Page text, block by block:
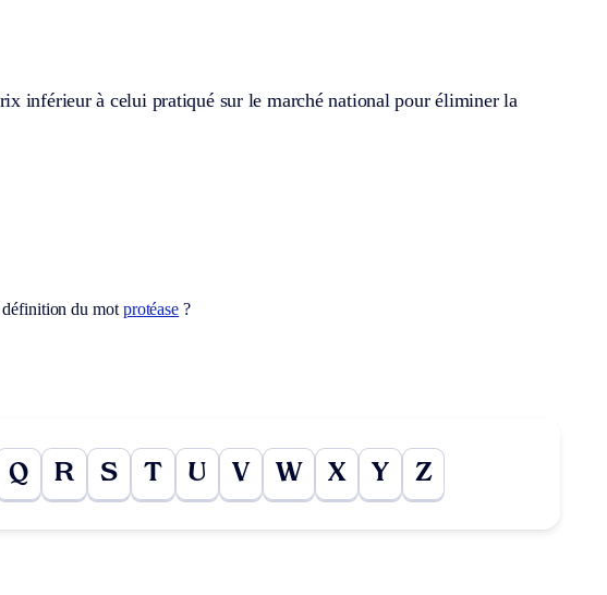
inférieur à celui pratiqué sur le marché national pour éliminer la
définition du mot protéase ?
Q R S T U V W X Y Z